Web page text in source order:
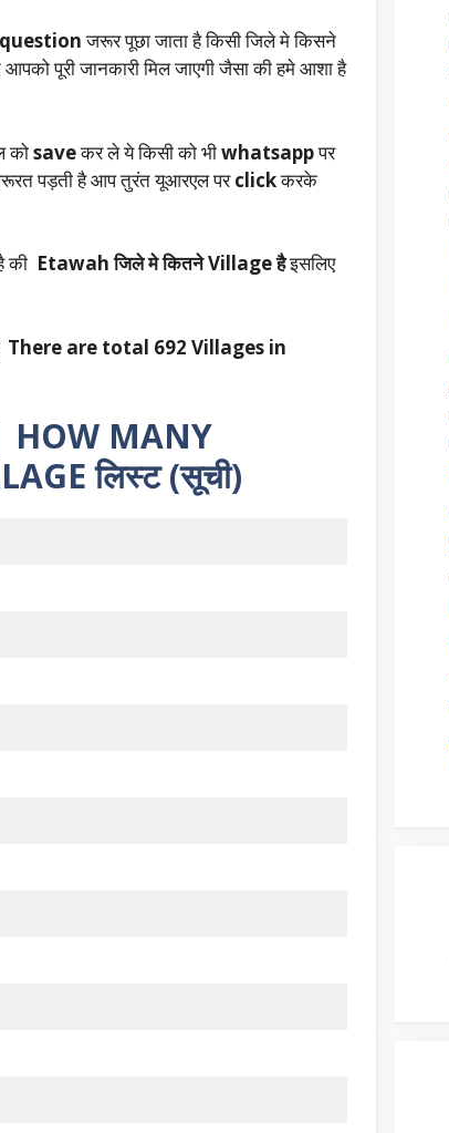
questionजरूर पूछा जाता है किसी जिले मे किसने
पूरी जानकारी मिल जाएगी जैसा की हमे आशा है
कोsaveकर ले ये किसी को भीwhatsappपर
पड़ती है आप तुरंत यूआरएल परclickकरके
की Etawah जिले मे कितने Village हैइसलिए
There are total 692 Villages in
HOW MANY
लिस्ट (सूची)